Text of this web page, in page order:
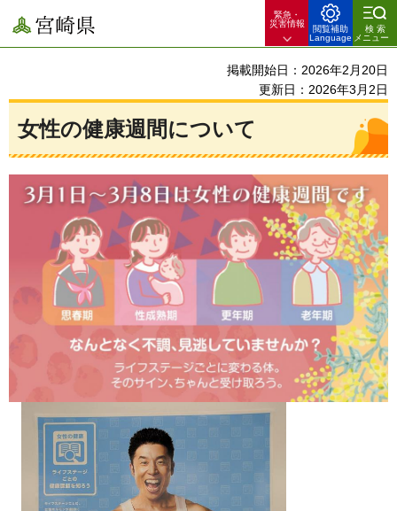
宮崎県
緊急・
災害情報
閲覧補助
Language
検索
メニュー
掲載開始日：2026年2月20日
更新日：2026年3月2日
女性の健康週間について